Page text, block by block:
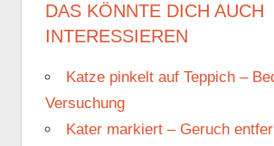
DAS KÖNNTE DICH AUCH
INTERESSIEREN
Katze pinkelt auf Teppich –
Versuchung
Kater markiert – Geruch